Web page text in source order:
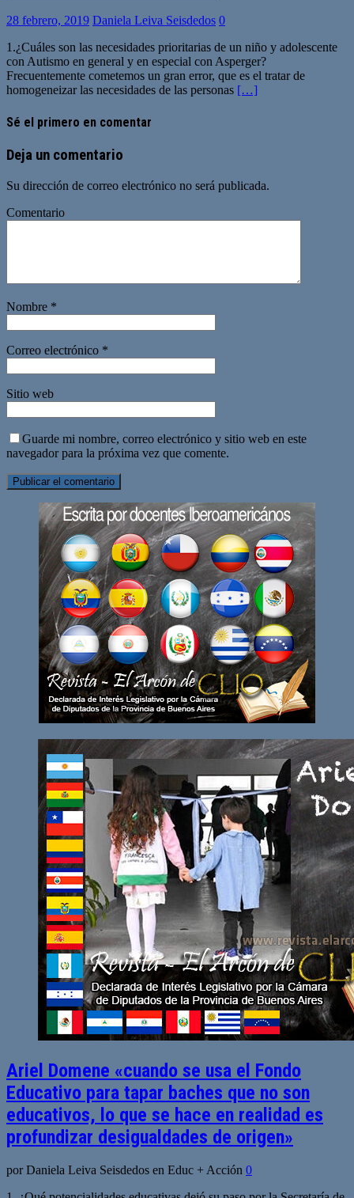
28 febrero, 2019 Daniela Leiva Seisdedos 0
1.¿Cuáles son las necesidades prioritarias de un niño y adolescente
con Autismo en general y en especial con Asperger?
Frecuentemente cometemos un gran error, que es el tratar de
homogeneizar las necesidades de las personas […]
Sé el primero en comentar
Deja un comentario
Su dirección de correo electrónico no será publicada.
Comentario
Nombre *
Correo electrónico *
Sitio web
Guarde mi nombre, correo electrónico y sitio web en este
navegador para la próxima vez que comente.
Ariel Domene «cuando se usa el Fondo
Educativo para tapar baches que no son
educativos, lo que se hace en realidad es
profundizar desigualdades de origen»
por Daniela Leiva Seisdedos en Educ + Acción 0